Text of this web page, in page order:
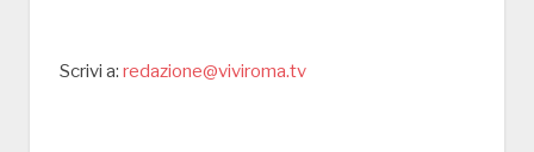
Scrivi a: redazione@viviroma.tv